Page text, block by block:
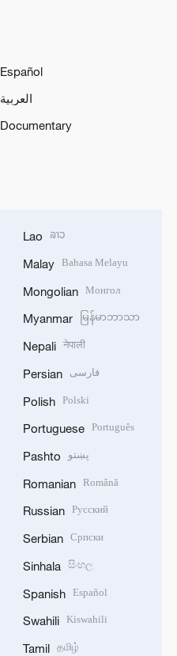
Español
العربية
Documentary
Lao ລາວ
Malay Bahasa Melayu
Mongolian Монгол
Myanmar မြန်မာဘာသာ
Nepali नेपाली
Persian فارسی
Polish Polski
Portuguese Português
Pashto پښتو
Romanian Română
Russian Русский
Serbian Српски
Sinhala සිංහල
Spanish Español
Swahili Kiswahili
Tamil தமிழ்